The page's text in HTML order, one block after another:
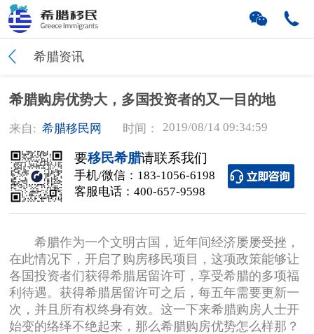
希腊资讯
希腊购房优势大，多国投资者的又一目的地
来自: 希腊移民网 时间： 2019/08/14 09:34:59
要移民希腊请联系我们
手机/微信： 183-1056-6198
客服电话： 400-657-9598
希腊作为一个文明古国，近年间经济屡屡受挫，
在此情况下，开启了购房移民项目，这项政策能够让
各国投资者们获得希腊居留许可，享受希腊的多项福
利待遇。获得希腊居留许可之后，每五年需要更新一
次，并且所有权终身有效。这一下来希腊购房人士开
始变的络绎不绝起来，那么希腊购房优势怎么样那？